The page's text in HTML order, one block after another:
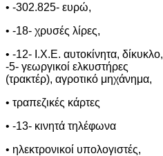
• -302.825- ευρώ,
• -18- χρυσές λίρες,
• -12- Ι.Χ.Ε. αυτοκίνητα, δίκυκλο,
-5- γεωργικοί ελκυστήρες
(τρακτέρ), αγροτικό μηχάνημα,
• τραπεζικές κάρτες
• -13- κινητά τηλέφωνα
• ηλεκτρονικοί υπολογιστές,